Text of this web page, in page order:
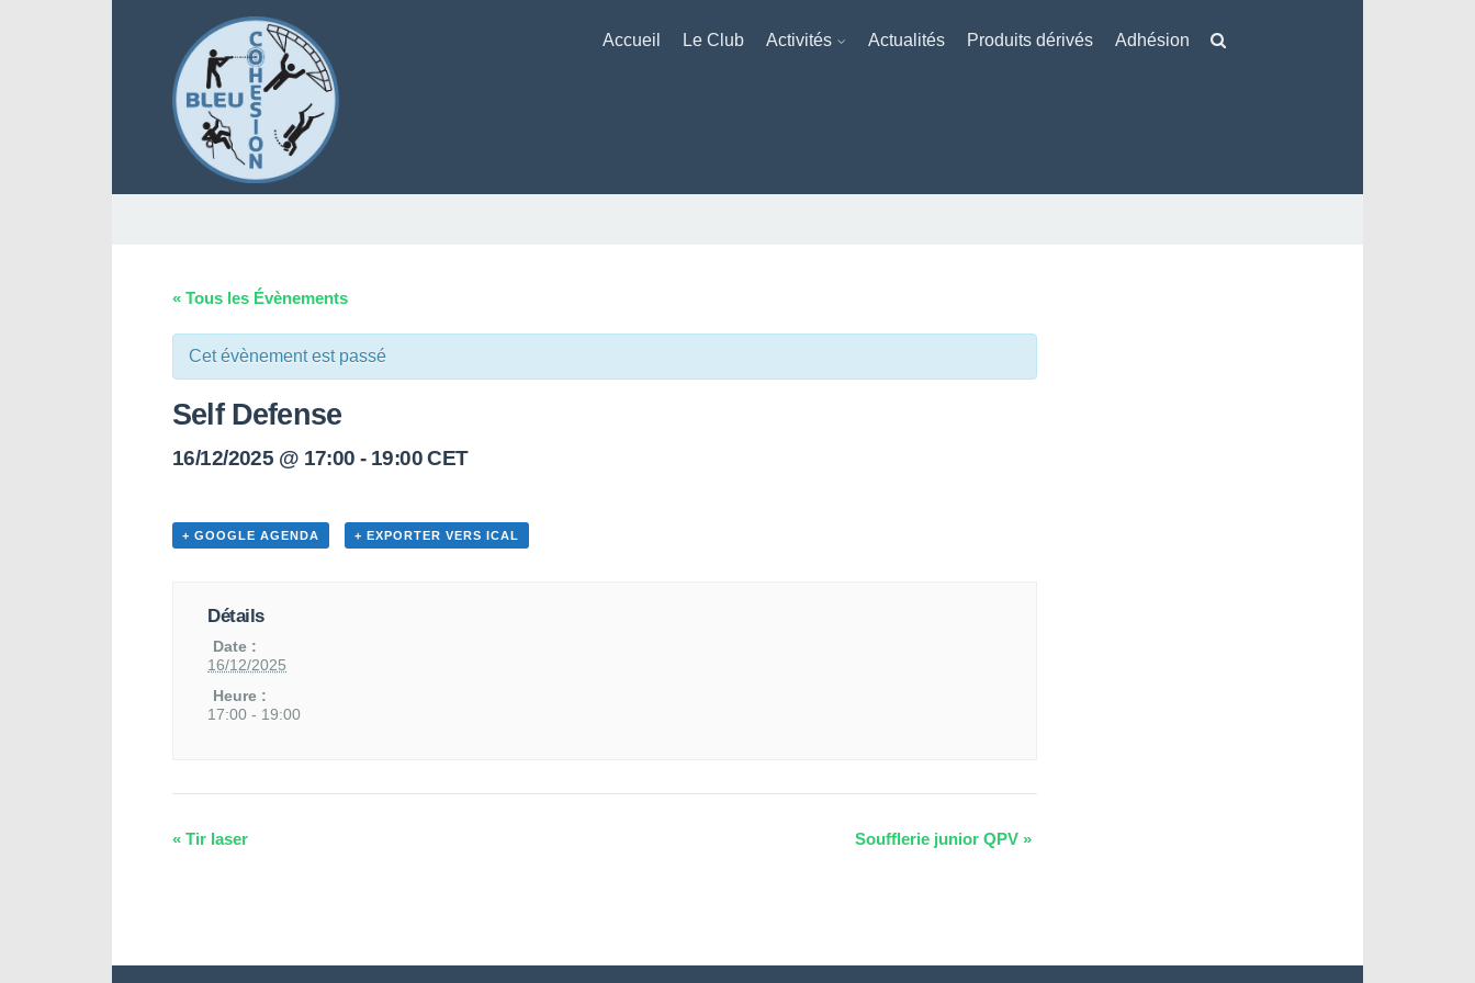
Accueil Le Club Activités Actualités Produits dérivés Adhésion
« Tous les Évènements
Cet évènement est passé
Self Defense
16/12/2025 @ 17:00 - 19:00 CET
+ GOOGLE AGENDA + EXPORTER VERS ICAL
Détails
Date :
16/12/2025
Heure :
17:00 - 19:00
« Tir laser Soufflerie junior QPV »